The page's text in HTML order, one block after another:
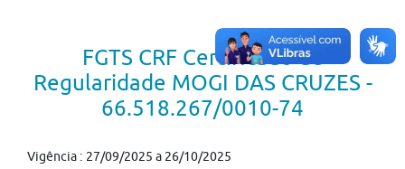
FGTS CRF Certificado de
Regularidade MOGI DAS CRUZES -
66.518.267/0010-74
Vigência : 27/09/2025 a 26/10/2025